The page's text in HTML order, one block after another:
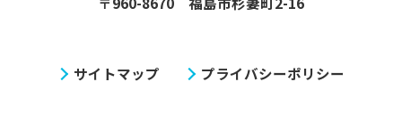
サイトマップ プライバシーポリシー